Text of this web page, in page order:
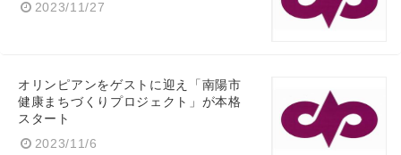
2023/11/27
オリンピアンをゲストに迎え「南陽市
健康まちづくりプロジェクト」が本格
スタート
2023/11/6